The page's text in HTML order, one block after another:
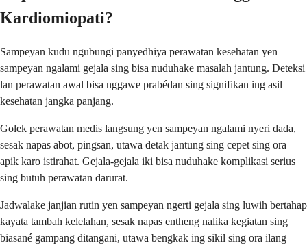
Kardiomiopati?
Sampeyan kudu ngubungi panyedhiya perawatan kesehatan yen
sampeyan ngalami gejala sing bisa nuduhake masalah jantung. Deteksi
lan perawatan awal bisa nggawe prabédan sing signifikan ing asil
kesehatan jangka panjang.
Golek perawatan medis langsung yen sampeyan ngalami nyeri dada,
sesak napas abot, pingsan, utawa detak jantung sing cepet sing ora
apik karo istirahat. Gejala-gejala iki bisa nuduhake komplikasi serius
sing butuh perawatan darurat.
Jadwalake janjian rutin yen sampeyan ngerti gejala sing luwih bertahap
kayata tambah kelelahan, sesak napas entheng nalika kegiatan sing
biasané gampang ditangani, utawa bengkak ing sikil sing ora ilang